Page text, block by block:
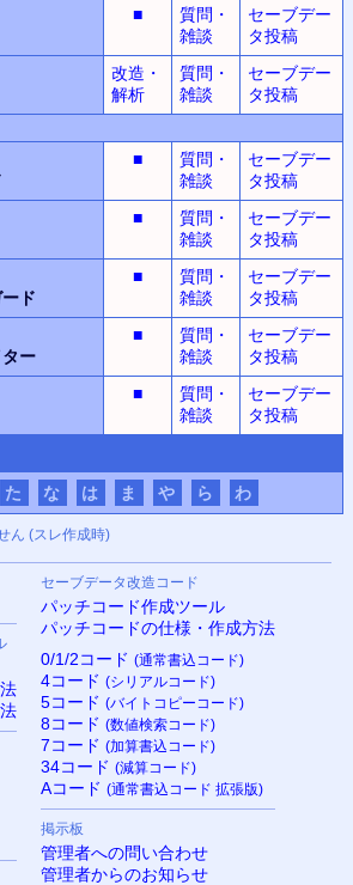
■
質問・
雑談
セーブデー
タ投稿
改造・
解析
質問・
雑談
セーブデー
タ投稿
■
質問・
雑談
セーブデー
タ投稿
■
質問・
雑談
セーブデー
タ投稿
ド
■
質問・
雑談
セーブデー
タ投稿
ー
■
質問・
雑談
セーブデー
タ投稿
■
質問・
雑談
セーブデー
タ投稿
た な は ま や ら わ
ん (スレ作成時)
セーブデータ改造コード
パッチコード作成ツール
パッチコードの仕様・作成方法
0/1/2コード (通常書込コード)
4コード (シリアルコード)
5コード (バイトコピーコード)
8コード (数値検索コード)
7コード (加算書込コード)
34コード (減算コード)
Aコード (通常書込コード 拡張版)
掲示板
管理者への問い合わせ
管理者からのお知らせ